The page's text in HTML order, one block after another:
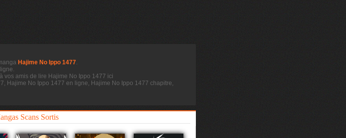
Hajime No Ippo 1477.
vos amis de lire Hajime No Ippo 1477 ici
Hajime No Ippo 1477 en ligne, Hajime No Ippo 1477 chapitre,
Scans Sortis